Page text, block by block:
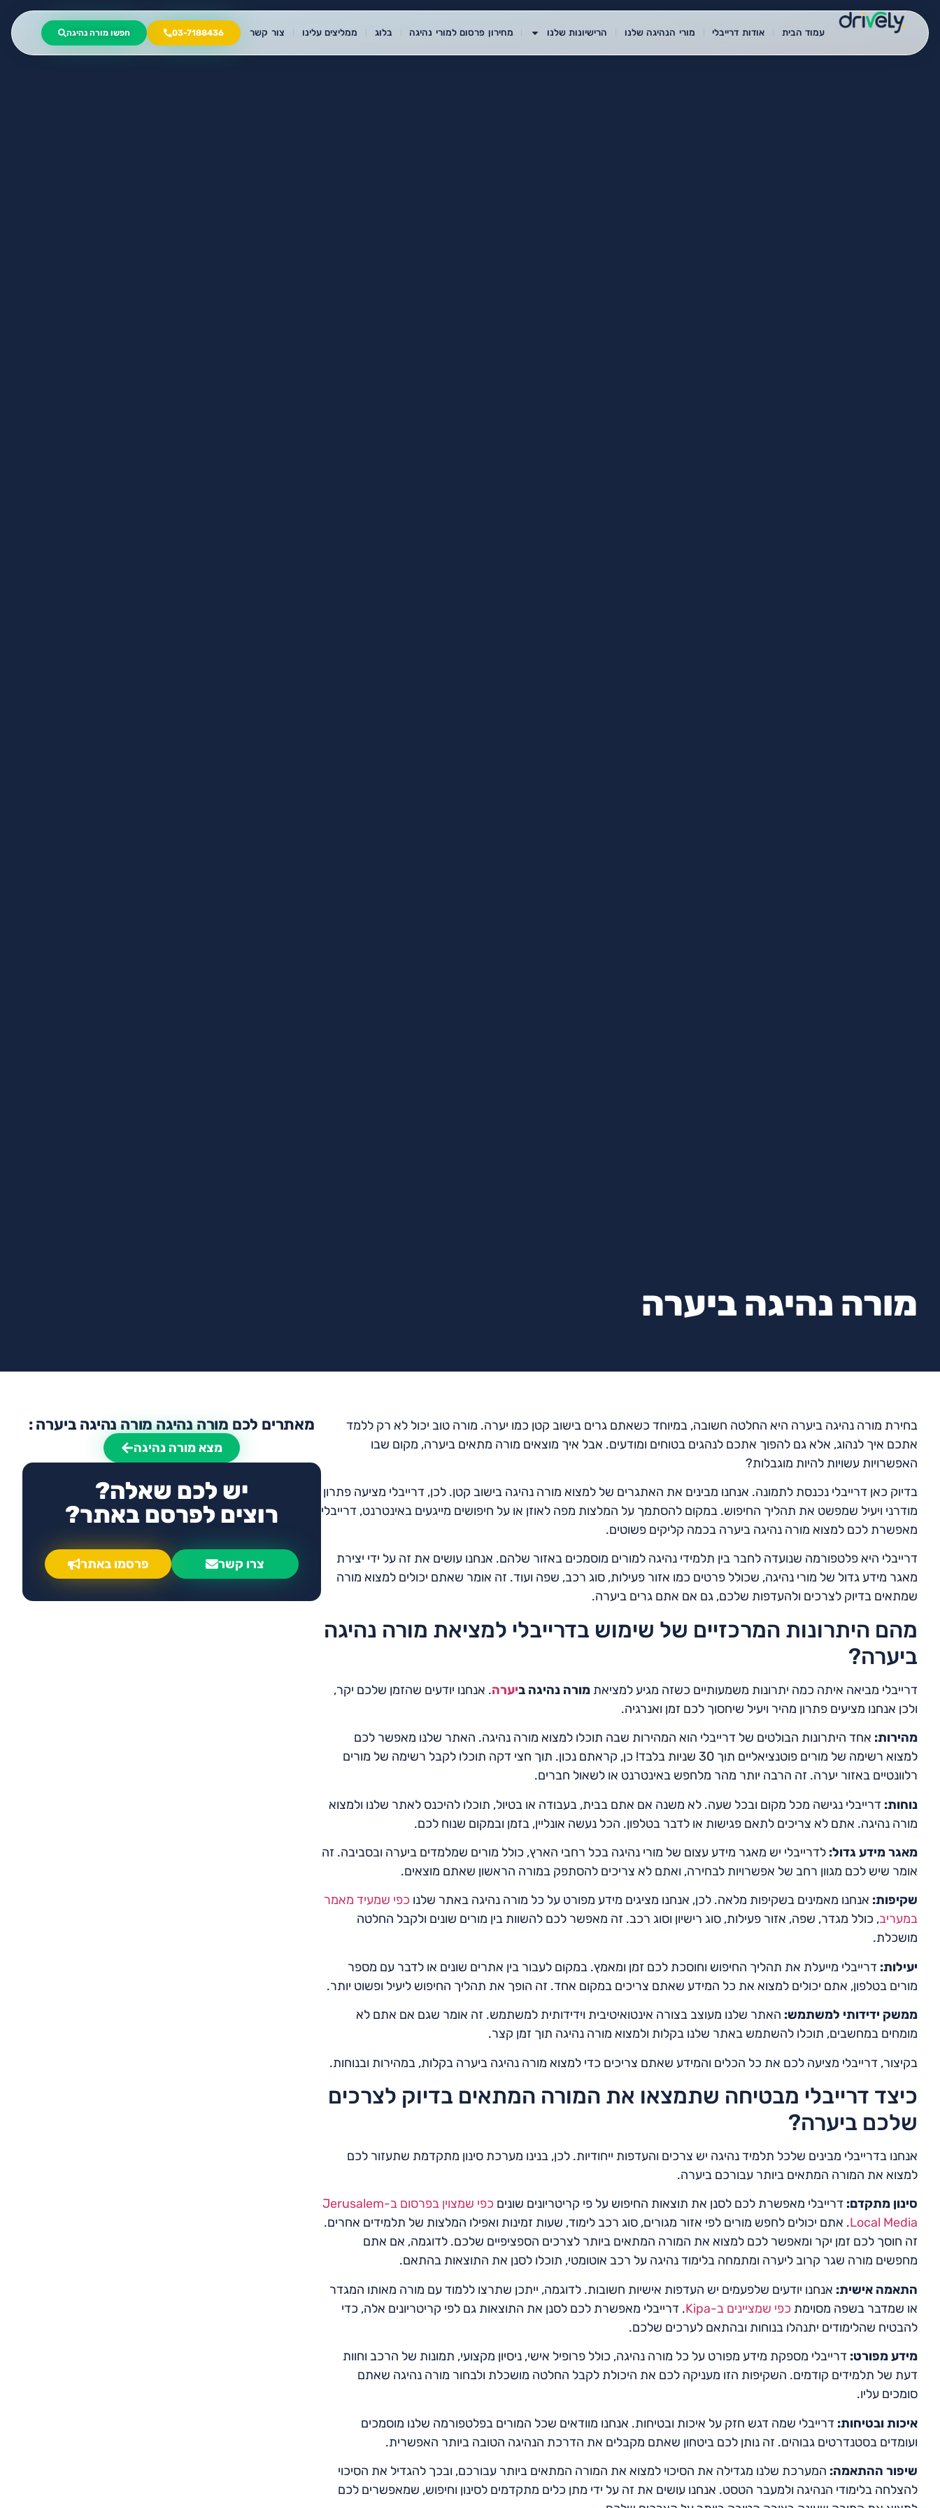
עמוד הבית אודות דרייבלי מורי הנהיגה שלנו הרישיונות שלנו מחירון פרסום למורי נהיגה בלוג ממליצים עלינו צור קשר 03-7188436 חפשו מורה נהיגה
מורה נהיגה ביערה
בחירת מורה נהיגה ביערה היא החלטה חשובה, במיוחד כשאתם גרים בישוב קטן כמו יערה. מורה טוב יכול לא רק ללמד
אתכם איך לנהוג, אלא גם להפוך אתכם לנהגים בטוחים ומודעים. אבל איך מוצאים מורה מתאים ביערה, מקום שבו
האפשרויות עשויות להיות מוגבלות?
בדיוק כאן דרייבלי נכנסת לתמונה. אנחנו מבינים את האתגרים של למצוא מורה נהיגה בישוב קטן. לכן, דרייבלי מציעה פתרון
מודרני ויעיל שמפשט את תהליך החיפוש. במקום להסתמך על המלצות מפה לאוזן או על חיפושים מייגעים באינטרנט, דרייבלי
מאפשרת לכם למצוא מורה נהיגה ביערה בכמה קליקים פשוטים.
דרייבלי היא פלטפורמה שנועדה לחבר בין תלמידי נהיגה למורים מוסמכים באזור שלהם. אנחנו עושים את זה על ידי יצירת
מאגר מידע גדול של מורי נהיגה, שכולל פרטים כמו אזור פעילות, סוג רכב, שפה ועוד. זה אומר שאתם יכולים למצוא מורה
שמתאים בדיוק לצרכים ולהעדפות שלכם, גם אם אתם גרים ביערה.
מהם היתרונות המרכזיים של שימוש בדרייבלי למציאת מורה נהיגה
ביערה?
דרייבלי מביאה איתה כמה יתרונות משמעותיים כשזה מגיע למציאת מורה נהיגה ביערה. אנחנו יודעים שהזמן שלכם יקר,
ולכן אנחנו מציעים פתרון מהיר ויעיל שיחסוך לכם זמן ואנרגיה.
מהירות: אחד היתרונות הבולטים של דרייבלי הוא המהירות שבה תוכלו למצוא מורה נהיגה. האתר שלנו מאפשר לכם
למצוא רשימה של מורים פוטנציאליים תוך 30 שניות בלבד! כן, קראתם נכון. תוך חצי דקה תוכלו לקבל רשימה של מורים
רלוונטיים באזור יערה. זה הרבה יותר מהר מלחפש באינטרנט או לשאול חברים.
נוחות: דרייבלי נגישה מכל מקום ובכל שעה. לא משנה אם אתם בבית, בעבודה או בטיול, תוכלו להיכנס לאתר שלנו ולמצוא
מורה נהיגה. אתם לא צריכים לתאם פגישות או לדבר בטלפון. הכל נעשה אונליין, בזמן ובמקום שנוח לכם.
מאגר מידע גדול: לדרייבלי יש מאגר מידע עצום של מורי נהיגה בכל רחבי הארץ, כולל מורים שמלמדים ביערה ובסביבה. זה
אומר שיש לכם מגוון רחב של אפשרויות לבחירה, ואתם לא צריכים להסתפק במורה הראשון שאתם מוצאים.
שקיפות: אנחנו מאמינים בשקיפות מלאה. לכן, אנחנו מציגים מידע מפורט על כל מורה נהיגה באתר שלנו כפי שמעיד מאמר
במעריב, כולל מגדר, שפה, אזור פעילות, סוג רישיון וסוג רכב. זה מאפשר לכם להשוות בין מורים שונים ולקבל החלטה
מושכלת.
יעילות: דרייבלי מייעלת את תהליך החיפוש וחוסכת לכם זמן ומאמץ. במקום לעבור בין אתרים שונים או לדבר עם מספר
מורים בטלפון, אתם יכולים למצוא את כל המידע שאתם צריכים במקום אחד. זה הופך את תהליך החיפוש ליעיל ופשוט יותר.
ממשק ידידותי למשתמש: האתר שלנו מעוצב בצורה אינטואיטיבית וידידותית למשתמש. זה אומר שגם אם אתם לא
מומחים במחשבים, תוכלו להשתמש באתר שלנו בקלות ולמצוא מורה נהיגה תוך זמן קצר.
בקיצור, דרייבלי מציעה לכם את כל הכלים והמידע שאתם צריכים כדי למצוא מורה נהיגה ביערה בקלות, במהירות ובנוחות.
כיצד דרייבלי מבטיחה שתמצאו את המורה המתאים בדיוק לצרכים
שלכם ביערה?
אנחנו בדרייבלי מבינים שלכל תלמיד נהיגה יש צרכים והעדפות ייחודיות. לכן, בנינו מערכת סינון מתקדמת שתעזור לכם
למצוא את המורה המתאים ביותר עבורכם ביערה.
סינון מתקדם: דרייבלי מאפשרת לכם לסנן את תוצאות החיפוש על פי קריטריונים שונים
כפי שמצוין בפרסום ב-Jerusalem
Local Media. אתם יכולים לחפש מורים לפי אזור מגורים, סוג רכב לימוד, שעות זמינות ואפילו המלצות של תלמידים אחרים.
זה חוסך לכם זמן יקר ומאפשר לכם למצוא את המורה המתאים ביותר לצרכים הספציפיים שלכם. לדוגמה, אם אתם
מחפשים מורה שגר קרוב ליערה ומתמחה בלימוד נהיגה על רכב אוטומטי, תוכלו לסנן את התוצאות בהתאם.
התאמה אישית: אנחנו יודעים שלפעמים יש העדפות אישיות חשובות. לדוגמה, ייתכן שתרצו ללמוד עם מורה מאותו המגדר
או שמדבר בשפה מסוימת כפי שמציינים ב-Kipa
. דרייבלי מאפשרת לכם לסנן את התוצאות גם לפי קריטריונים אלה, כדי
להבטיח שהלימודים יתנהלו בנוחות ובהתאם לערכים שלכם.
מידע מפורט: דרייבלי מספקת מידע מפורט על כל מורה נהיגה, כולל פרופיל אישי, ניסיון מקצועי, תמונות של הרכב וחוות
דעת של תלמידים קודמים. השקיפות הזו מעניקה לכם את היכולת לקבל החלטה מושכלת ולבחור מורה נהיגה שאתם
סומכים עליו.
איכות ובטיחות: דרייבלי שמה דגש חזק על איכות ובטיחות. אנחנו מוודאים שכל המורים בפלטפורמה שלנו מוסמכים
ועומדים בסטנדרטים גבוהים. זה נותן לכם ביטחון שאתם מקבלים את הדרכת הנהיגה הטובה ביותר האפשרית.
שיפור ההתאמה: המערכת שלנו מגדילה את הסיכוי למצוא את המורה המתאים ביותר עבורכם, ובכך להגדיל את הסיכוי
להצלחה בלימודי הנהיגה ולמעבר הטסט. אנחנו עושים את זה על ידי מתן כלים מתקדמים לסינון וחיפוש, שמאפשרים לכם
מאתרים לכם מורה נהיגה מורה נהיגה ביערה :
מצא מורה נהיגה
יש לכם שאלה?
רוצים לפרסם באתר?
צרו קשר פרסמו באתר